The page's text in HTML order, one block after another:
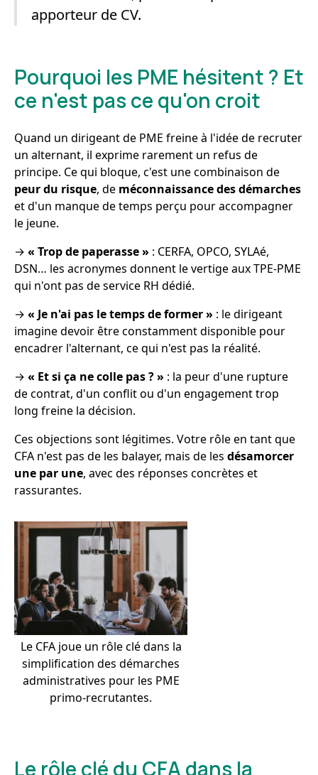
apporteur de CV.
Pourquoi les PME hésitent ? Et
ce n'est pas ce qu'on croit
Quand un dirigeant de PME freine à l'idée de recruter
un alternant, il exprime rarement un refus de
principe. Ce qui bloque, c'est une combinaison de
peur du risque, de méconnaissance des démarches
et d'un manque de temps perçu pour accompagner
le jeune.
→ « Trop de paperasse » : CERFA, OPCO, SYLAé,
DSN… les acronymes donnent le vertige aux TPE-PME
qui n'ont pas de service RH dédié.
→ « Je n'ai pas le temps de former » : le dirigeant
imagine devoir être constamment disponible pour
encadrer l'alternant, ce qui n'est pas la réalité.
→ « Et si ça ne colle pas ? » : la peur d'une rupture
de contrat, d'un conflit ou d'un engagement trop
long freine la décision.
Ces objections sont légitimes. Votre rôle en tant que
CFA n'est pas de les balayer, mais de les désamorcer
une par une, avec des réponses concrètes et
rassurantes.
Le CFA joue un rôle clé dans la
simplification des démarches
administratives pour les PME
primo-recrutantes.
Le rôle clé du CFA dans la